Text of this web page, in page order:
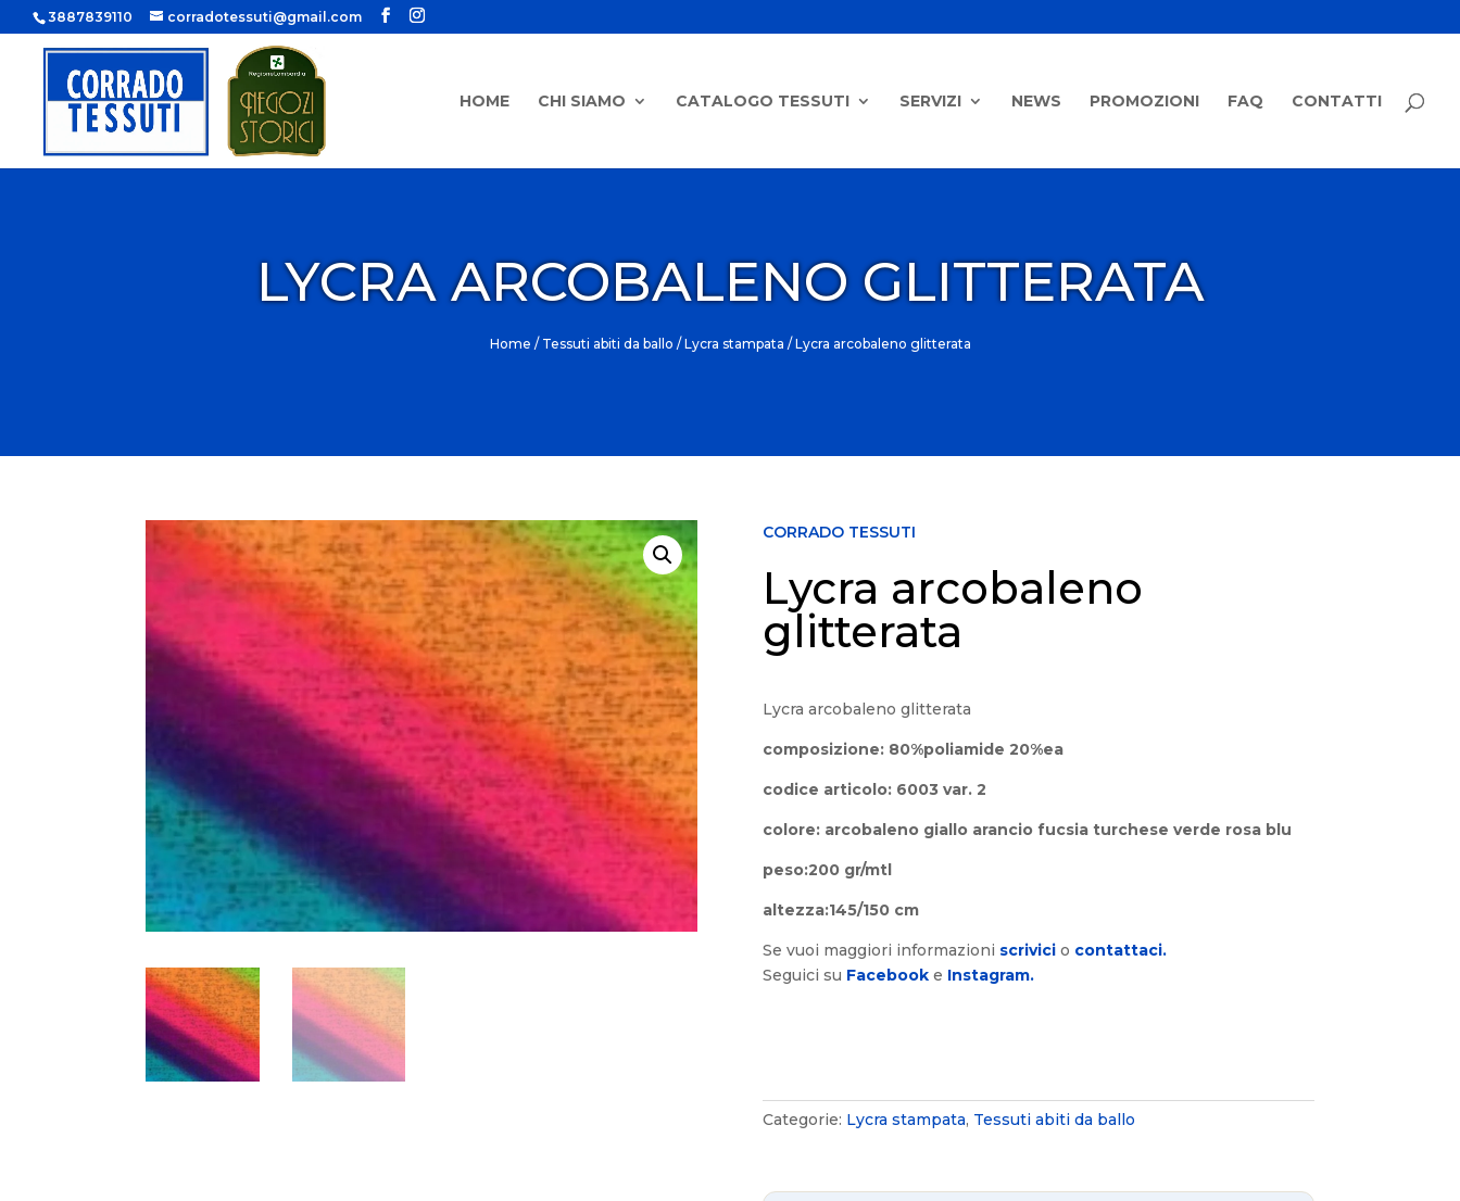
3887839110 corradotessuti@gmail.com
HOME CHI SIAMO CATALOGO TESSUTI SERVIZI NEWS PROMOZIONI FAQ CONTATTI
LYCRA ARCOBALENO GLITTERATA
Home / Tessuti abiti da ballo /Lycra stampata / Lycra arcobaleno glitterata
CORRADO TESSUTI
Lycra arcobaleno
glitterata
Lycra arcobaleno glitterata
composizione: 80%poliamide 20%ea
codice articolo: 6003 var. 2
colore: arcobaleno giallo arancio fucsia turchese verde rosa blu
peso:200 gr/mtl
altezza:145/150 cm
Se vuoi maggiori informazioni scrivici o contattaci.
Seguici su Facebooke Instagram.
Categorie: Lycra stampata, Tessuti abiti da ballo